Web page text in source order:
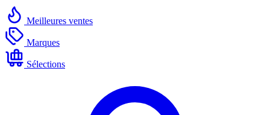
Meilleures ventes
Marques
Sélections